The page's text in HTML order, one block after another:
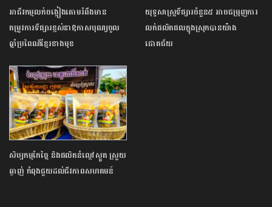
អាជីវកម្មលក់ចង្កៀងគោមរំពឹងមាន
តម្រូវការទីផ្សារខ្ពស់នាឱកាសបុណ្យចូល
ឆ្នាំប្រពៃណីខ្មែរខាងមុខ
យុទ្ធសាស្ត្រទីផ្សារចំនួន៥ អាចជម្រុញការ
លក់ផលិតផលក្នុងស្រុកបានយ៉ាង
ជោគជ័យ
សិប្បកម្មកែច្នៃ និងផលិតនំល្ពៅស្ងួត ស្រួយ
ឆ្ងាញ់ កំពុងជួយដល់ជីវភាពសហគមន៍